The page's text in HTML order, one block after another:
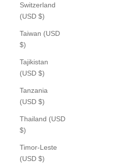
Switzerland
(USD $)
Taiwan (USD
$)
Tajikistan
(USD $)
Tanzania
(USD $)
Thailand (USD
$)
Timor-Leste
(USD $)